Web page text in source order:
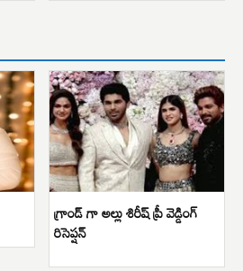
గ్రాండ్ గా అల్లు శిరీష్ ప్రీ వెడ్డింగ్
రిసెప్షన్